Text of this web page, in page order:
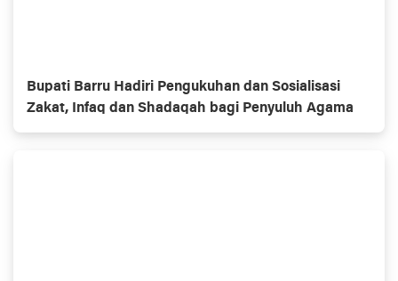
Bupati Barru Hadiri Pengukuhan dan Sosialisasi
Zakat, Infaq dan Shadaqah bagi Penyuluh Agama